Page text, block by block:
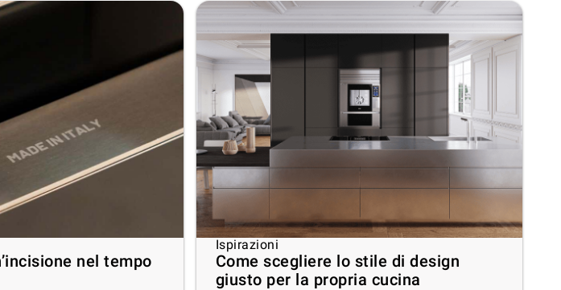
nel tempo
Ispirazioni
Come scegliere lo stile di design
giusto per la propria cucina